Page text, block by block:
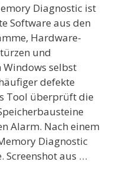
Diagnostic ist
Software aus den
Hardware-
und
Windows selbst
defekte
Tool überprüft die
Alarm. Nach einem
Diagnostic
Screenshot aus …